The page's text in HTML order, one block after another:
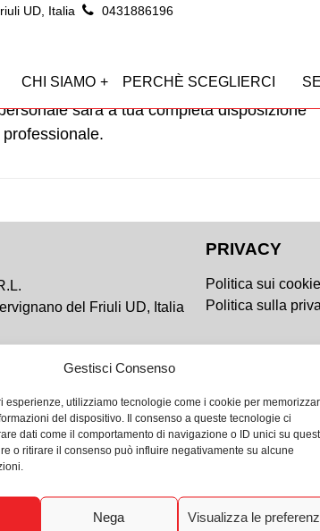
Gestisci Consenso
esperienze, utilizziamo tecnologie come i cookie per
del dispositivo. Il consenso a queste tecnologie ci
dati come il comportamento di navigazione o ID unici su
o ritirare il consenso può influire negativamente su alcune
Nega Visualizza le
UD, Italia 0431886196
CHI SIAMO PERCHÈ SCEGLIERCI
gratuito !
sarà a tua completa disposizione
del Friuli UD, Italia
PRIVACY
Politica sui
Politica sulla
reserved Agenzia Immobiliare Moratti &